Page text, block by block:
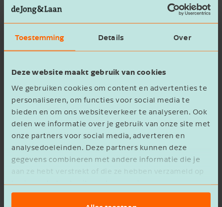
Toestemming Details Over
Deze website maakt gebruik van cookies
We gebruiken cookies om content en advertenties te
personaliseren, om functies voor social media te
bieden en om ons websiteverkeer te analyseren. Ook
delen we informatie over je gebruik van onze site met
onze partners voor social media, adverteren en
analysedoeleinden. Deze partners kunnen deze
gegevens combineren met andere informatie die je
aan ze hebt verstrekt of die ze hebben verzameld op
basis van het gebruik van hun services.
Bedrijfsnaam
Ik ga akkoord met hetprivacy statement
Verzenden